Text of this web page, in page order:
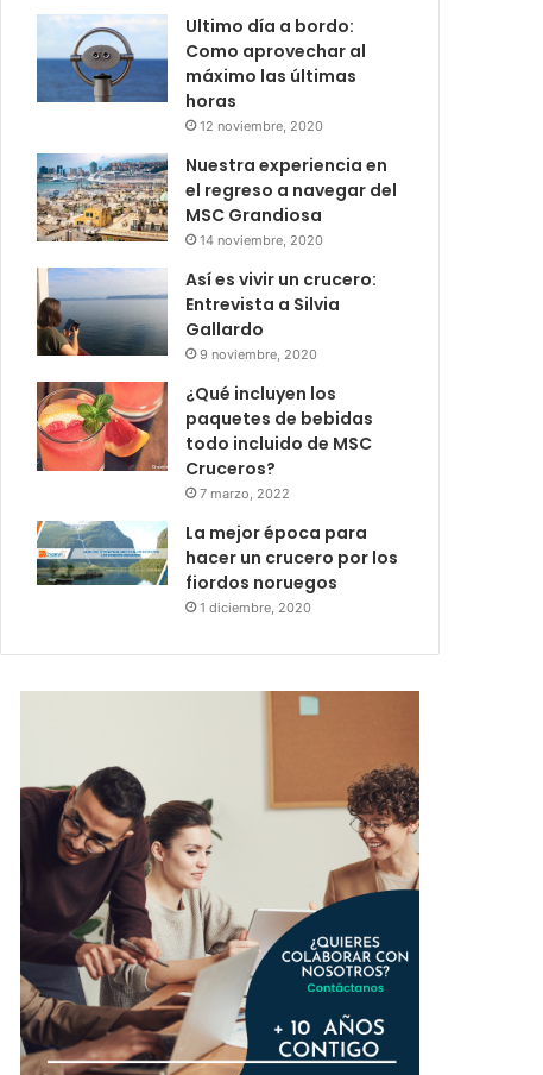
Ultimo día a bordo:
Como aprovechar al
máximo las últimas
horas
12 noviembre, 2020
Nuestra experiencia en
el regreso a navegar del
MSC Grandiosa
14 noviembre, 2020
Así es vivir un crucero:
Entrevista a Silvia
Gallardo
9 noviembre, 2020
¿Qué incluyen los
paquetes de bebidas
todo incluido de MSC
Cruceros?
7 marzo, 2022
La mejor época para
hacer un crucero por los
fiordos noruegos
1 diciembre, 2020